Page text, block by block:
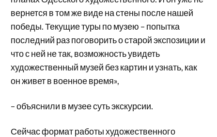
вернется в том же виде на стены после нашей
победы. Текущие туры по музею – попытка
последний раз поговорить о старой экспозиции и
что с ней не так, возможность увидеть
художественный музей без картин и узнать, как
он живет в военное время»,
– объяснили в музее суть экскурсии.
Сейчас формат работы художественного